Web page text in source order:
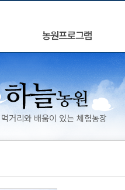
농원프로그램
거리와 배움이 있는 체험농장